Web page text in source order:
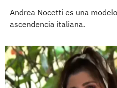
Andrea Nocetti es una
ascendencia italiana.